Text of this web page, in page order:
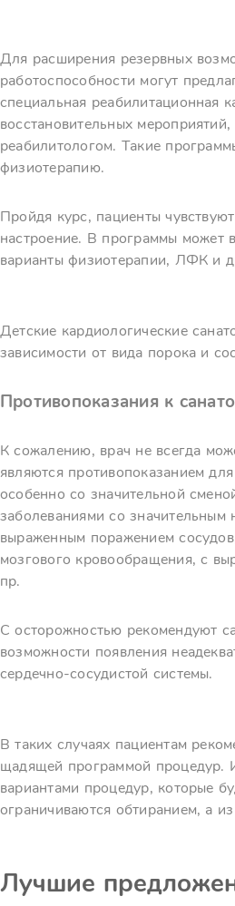
Для расширения резервных
работоспособности могут
специальная реабилитационная
восстановительных
реабилитологом. Такие
физиотерапию.
Пройдя курс, пациенты
настроение. В программы может
варианты физиотерапии, ЛФК и
Детские кардиологические
зависимости от вида порока и
Противопоказания к
К сожалению, врач не всегда
являются противопоказанием
особенно со значительной
заболеваниями со
выраженным поражением
мозгового кровообращения, с
пр.
С осторожностью рекомендуют
возможности появления
сердечно-сосудистой системы.
В таких случаях пациентам
щадящей программой процедур.
вариантами процедур, которые
ограничиваются обтиранием, а
Лучшие